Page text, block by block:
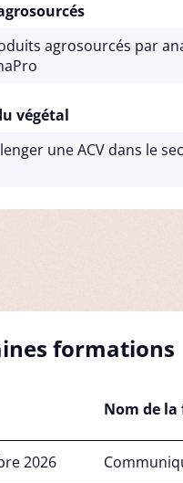
agrosourcés par
végétal
une ACV dans le
formations
Nom de
2026